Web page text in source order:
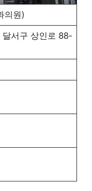
의원)
서구 상인로 88-